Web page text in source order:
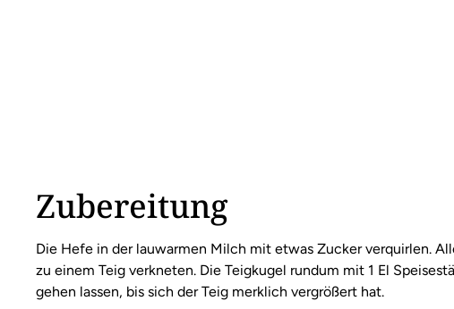
Zubereitung
Die Hefe in der lauwarmen Milch mit etwas Zucker verquirlen.
zu einem Teig verkneten. Die Teigkugel rundum mit 1 El
gehen lassen, bis sich der Teig merklich vergrößert hat.